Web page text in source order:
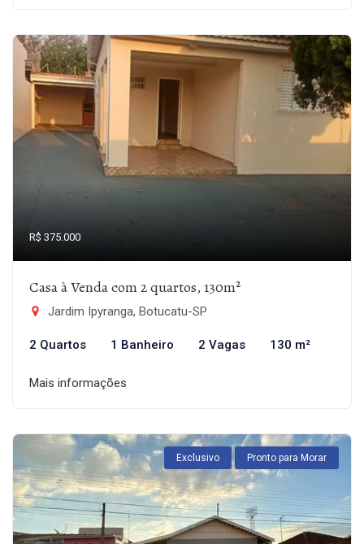
R$ 375.000
Casa à Venda com 2 quartos, 130m²
Jardim Ipyranga, Botucatu-SP
2 Quartos 1 Banheiro 2 Vagas 130 m²
Mais informações
Exclusivo Pronto para Morar